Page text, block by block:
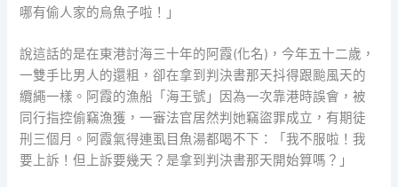
哪有偷人家的烏魚子啦！」
說這話的是在東港討海三十年的阿霞(化名)，今年五十二歲，
一雙手比男人的還粗，卻在拿到判決書那天抖得跟颱風天的
纜繩一樣。阿霞的漁船「海王號」因為一次靠港時誤會，被
同行指控偷竊漁獲，一審法官居然判她竊盜罪成立，有期徒
刑三個月。阿霞氣得連虱目魚湯都喝不下：「我不服啦！我
要上訴！但上訴要幾天？是拿到判決書那天開始算嗎？」